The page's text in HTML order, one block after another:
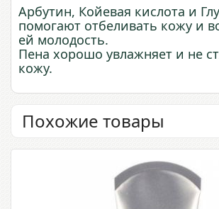
Арбутин, Койевая кислота и
помогают отбеливать кожу и
ей молодость.
Пена хорошо увлажняет и не
кожу.
Похожие товары